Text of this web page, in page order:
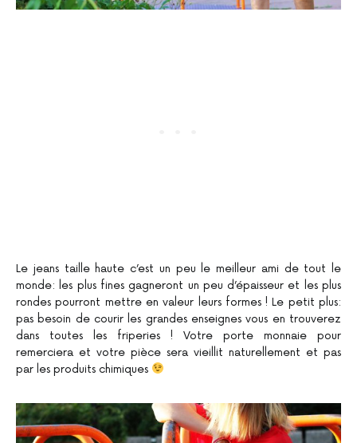
Le jeans taille haute c’est un peu le meilleur ami de tout le
monde: les plus fines gagneront un peu d’épaisseur et les plus
rondes pourront mettre en valeur leurs formes ! Le petit plus:
pas besoin de courir les grandes enseignes vous en trouverez
dans toutes les friperies ! Votre porte monnaie pour
remerciera et votre pièce sera vieillit naturellement et pas
par les produits chimiques